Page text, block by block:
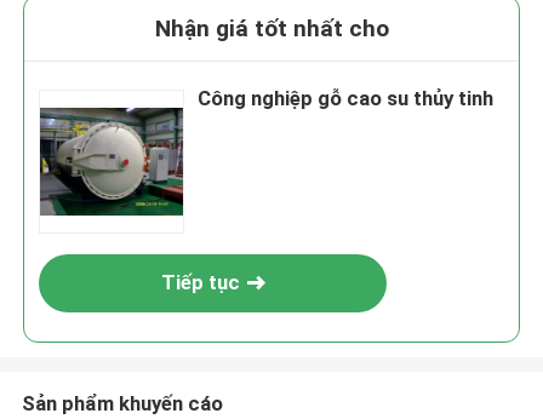
Nhận giá tốt nhất cho
Công nghiệp gỗ cao su thủy tinh
Tiếp tục
Sản phẩm khuyến cáo